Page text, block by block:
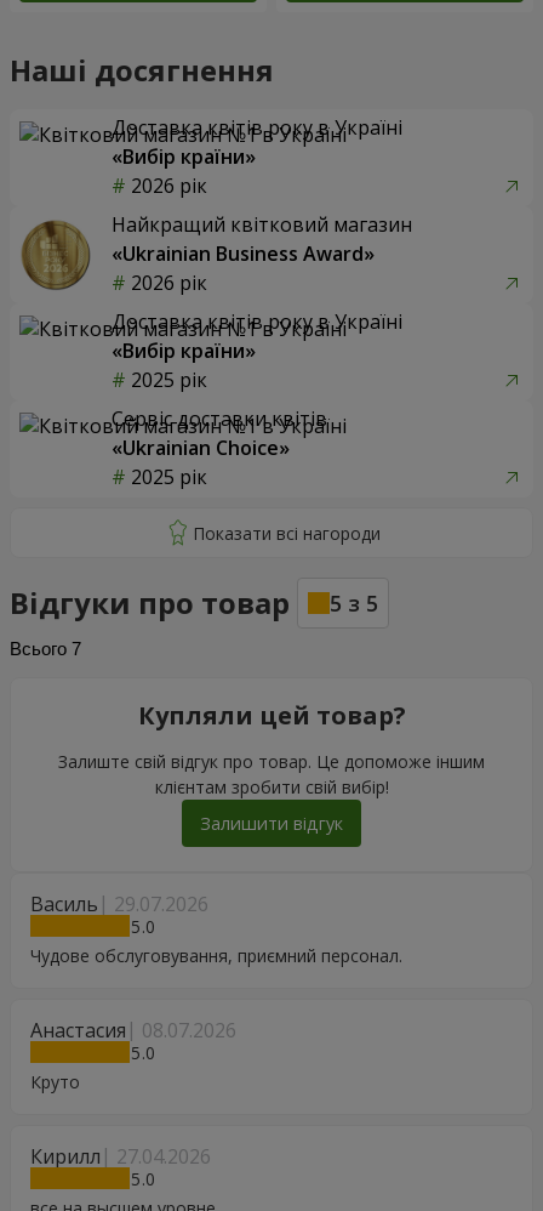
Наші досягнення
Доставка квітів року в Україні
«Вибір країни»
2026 рік
Найкращий квітковий магазин
«Ukrainian Business Award»
2026 рік
Доставка квітів року в Україні
«Вибір країни»
2025 рік
Сервіс доставки квітів
«Ukrainian Choice»
2025 рік
Відгуки про товар 5 з 5
Всього 7
Василь 29.07.2026
5
Чудове обслуговування, приємний персонал.
Анастасия 08.07.2026
5
Круто
Кирилл 27.04.2026
5
Купляли цей товар?
Залиште свій відгук про товар. Це допоможе іншим
клієнтам зробити свій вибір!
Залишити відгук